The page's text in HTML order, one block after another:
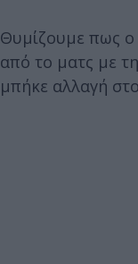
Θυμίζουμε πως ο
από το ματς με
μπήκε αλλαγή